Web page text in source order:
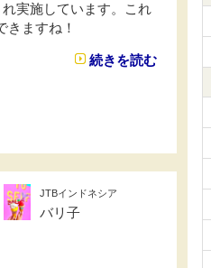
実施しています。これ
きますね！
続きを読む
JTBインドネシア
バリ子